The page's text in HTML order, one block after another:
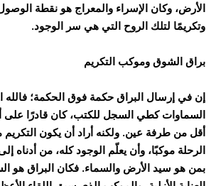
الأرض، وكان الإسراء والمعراج هو نقطة
وتكريمًا لتلك الروح التي هي سر الوجود.
براق الشوق وموكب التكريم
إن في إرسال البراق حكمة فوق الحكمة؛
السماوات كطي السجل للكتب، كان قادرًا على
أقل من طرفة عين. ولكنه أراد أن يكون
الرحلة موكبًا، وأن يعلّم الوجود كله، من أدناه
بمن هو سيد الأرض والسماء. فكان البراق هو